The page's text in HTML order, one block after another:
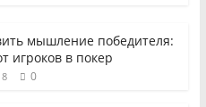
мышление победителя:
игроков в покер
0